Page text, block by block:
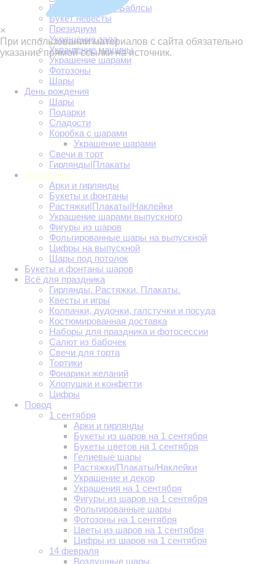
Большие шары. Баблсы
Букет невесты
Президиум
Украшение зала
Украшение машины
Украшение шарами
Фотозоны
Шары
День рождения
Шары
Подарки
Сладости
Коробка с шарами
Украшение шарами
Свечи в торт
Гирлянды|Плакаты
Выпускной
Арки и гирлянды
Букеты и фонтаны
Растяжки|Плакаты|Наклейки
Украшение шарами выпускного
Фигуры из шаров
Фольгированные шары на выпускной
Цифры на выпускной
Шары под потолок
Букеты и фонтаны шаров
Всё для праздника
Гирлянды. Растяжки. Плакаты.
Квесты и игры
Колпачки, дудочки, галстучки и посуда
Костюмированная доставка
Наборы для праздника и фотосессии
Салют из бабочек
Свечи для торта
Тортики
Фонарики желаний
Хлопушки и конфетти
Цифры
Повод
1 сентября
Арки и гирлянды
Букеты из шаров на 1 сентября
Букеты цветов на 1 сентября
Гелиевые шары
Растяжки/Плакаты/Наклейки
Украшение и декор
Украшения на 1 сентября
Фигуры из шаров на 1 сентября
Фольгированные шары
Фотозоны на 1 сентября
Цветы из шаров на 1 сентября
Цифры из шаров на 1 сентября
14 февраля
Воздушные шары
×
При использовании материалов с сайта обязательно
указание прямой ссылки на источник.